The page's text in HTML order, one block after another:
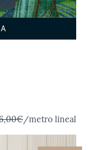
/metro lineal